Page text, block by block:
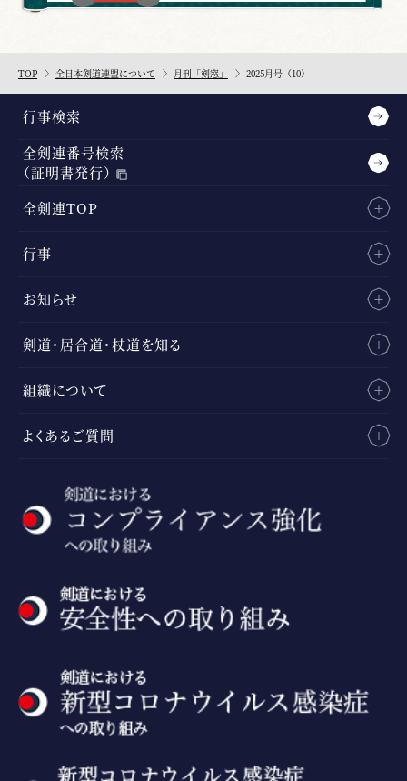
TOP 全日本剣道連盟について 月刊「剣窓」 2025月号（10）
行事検索
全剣連番号検索
（証明書発行）
全剣連TOP
行事
お知らせ
剣道・居合道・杖道を知る
組織について
よくあるご質問